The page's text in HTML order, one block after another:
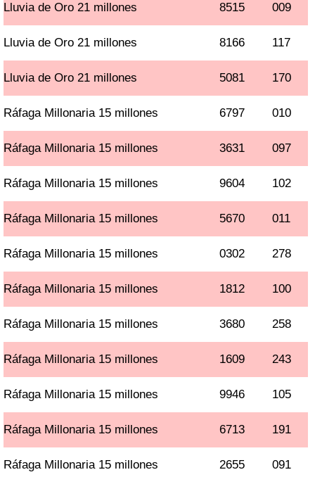
Lluvia de Oro 21 millones 8515 009
Lluvia de Oro 21 millones 8166 117
Lluvia de Oro 21 millones 5081 170
Ráfaga Millonaria 15 millones 6797 010
Ráfaga Millonaria 15 millones 3631 097
Ráfaga Millonaria 15 millones 9604 102
Ráfaga Millonaria 15 millones 5670 011
Ráfaga Millonaria 15 millones 0302 278
Ráfaga Millonaria 15 millones 1812 100
Ráfaga Millonaria 15 millones 3680 258
Ráfaga Millonaria 15 millones 1609 243
Ráfaga Millonaria 15 millones 9946 105
Ráfaga Millonaria 15 millones 6713 191
Ráfaga Millonaria 15 millones 2655 091